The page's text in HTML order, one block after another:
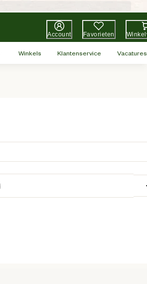
Account Favorieten
Winkels Klantenservice Vacatures